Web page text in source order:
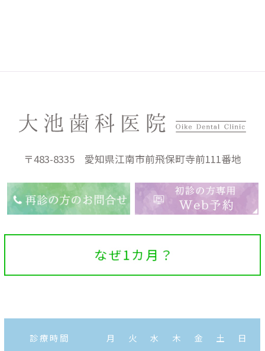
〒483-8335 愛知県江南市前飛保町寺前111番地
診療時間 月 火 水 木 金 土 日